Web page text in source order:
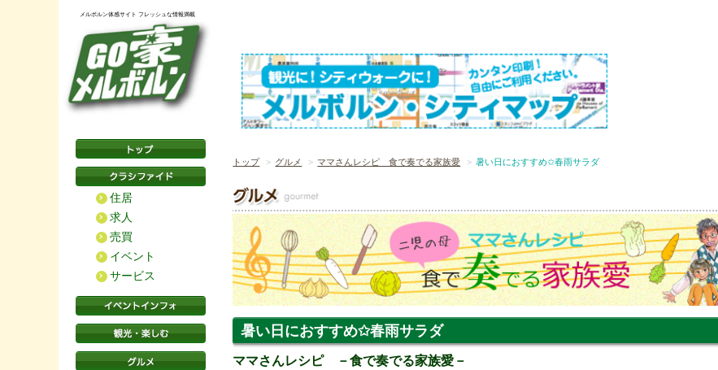
メルボルン体感サイト フレッシュな情報満載
住居
求人
売買
イベント
サービス
トップ グルメ ママさんレシピ 食で奏でる家族愛 暑い日におすすめ✩春雨サラダ
暑い日におすすめ✩春雨サラダ
ママさんレシピ －食で奏でる家族愛－